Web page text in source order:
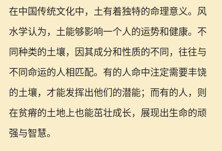
在中国传统文化中，土有着独特的命理意义。风
水学认为，土能够影响一个人的运势和健康。不
同种类的土壤，因其成分和性质的不同，往往与
不同命运的人相匹配。有的人命中注定需要丰饶
的土壤，才能发挥出他们的潜能；而有的人，则
在贫瘠的土地上也能茁壮成长，展现出生命的顽
强与智慧。